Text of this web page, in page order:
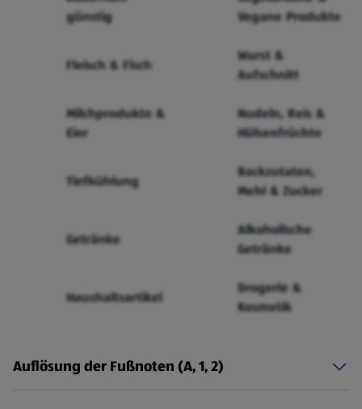
günstig
Vegane Produkte
Fleisch & Fisch
Wurst &
Aufschnitt
Milchprodukte &
Eier
Nudeln, Reis &
Hülsenfrüchte
Tiefkühlung
Backzutaten,
Mehl & Zucker
Getränke
Alkoholische
Getränke
Haushaltsartikel
Drogerie &
Kosmetik
Auflösung der Fußnoten (A, 1, 2)